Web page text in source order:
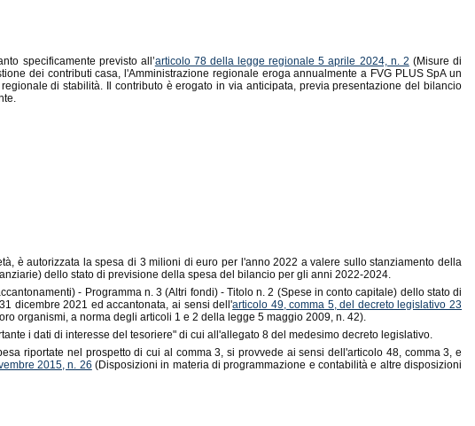
specificamente previsto all’articolo 78 della legge regionale 5 aprile 2024, n. 2 (Misure di
dei contributi casa, l'Amministrazione regionale eroga annualmente a FVG PLUS SpA un
di stabilità. Il contributo è erogato in via anticipata, previa presentazione del bilancio
è autorizzata la spesa di 3 milioni di euro per l'anno 2022 a valere sullo stanziamento della
dello stato di previsione della spesa del bilancio per gli anni 2022-2024.
- Programma n. 3 (Altri fondi) - Titolo n. 2 (Spese in conto capitale) dello stato di
dicembre 2021 ed accantonata, ai sensi dell'articolo 49, comma 5, del decreto legislativo 23
organismi, a norma degli articoli 1 e 2 della legge 5 maggio 2009, n. 42).
i dati di interesse del tesoriere" di cui all'allegato 8 del medesimo decreto legislativo.
riportate nel prospetto di cui al comma 3, si provvede ai sensi dell'articolo 48, comma 3, e
2015, n. 26 (Disposizioni in materia di programmazione e contabilità e altre disposizioni